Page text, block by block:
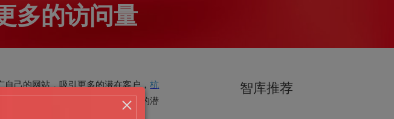
多的访问量
己的网站，吸引更多的潜在客户，杭
何
获取更多的访问量，吸引更多的潜
智库推荐